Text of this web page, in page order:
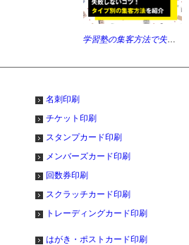
学習塾の集客方法で失敗しないコツ！タイプ別の集客方法を紹介
名刺印刷
チケット印刷
スタンプカード印刷
メンバーズカード印刷
回数券印刷
スクラッチカード印刷
トレーディングカード印刷
はがき・ポストカード印刷